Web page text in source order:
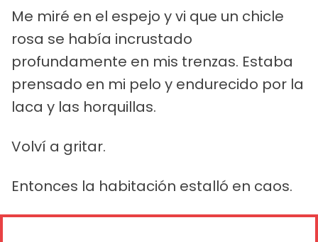
Me miré en el espejo y vi que un chicle
rosa se había incrustado
profundamente en mis trenzas. Estaba
prensado en mi pelo y endurecido por la
laca y las horquillas.
Volví a gritar.
Entonces la habitación estalló en caos.